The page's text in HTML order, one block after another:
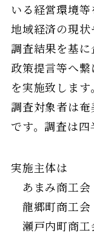
いる経営環境等
地域経済の現
調査結果を基
政策提言等へ
を実施致します。
調査対象者は
です。調査は四
実施主体は
あまみ商工会
龍郷町商工会
瀬戸内町商工